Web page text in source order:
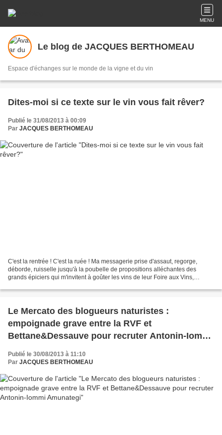
MENU
Le blog de JACQUES BERTHOMEAU
Espace d'échanges sur le monde de la vigne et du vin
Dites-moi si ce texte sur le vin vous fait rêver?
Publié le 31/08/2013 à 00:09
Par JACQUES BERTHOMEAU
C'est la rentrée ! C'est la ruée ! Ma messagerie prise d'assaut, regorge,
déborde, ruisselle jusqu'à la poubelle de propositions alléchantes des
grands épiciers qui m'invitent à goûter les vins de leur Foire aux Vins,
Le Mercato des blogueurs naturistes :
empoignade grave entre la RVF et
Bettane&Dessauve pour recruter Antonin-Iommi
Publié le 30/08/2013 à 11:10
Par JACQUES BERTHOMEAU